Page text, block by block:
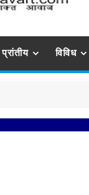
प्रांतीय विविध